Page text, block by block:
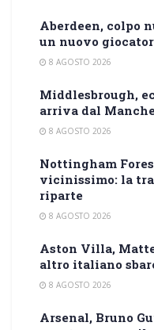
Aberdeen, colpo
un nuovo
8 AGOSTO 2026
Middlesbrough,
arriva dal
8 AGOSTO 2026
Nottingham
vicinissimo: la
riparte
8 AGOSTO 2026
Aston Villa,
altro italiano
8 AGOSTO 2026
Arsenal, Bruno